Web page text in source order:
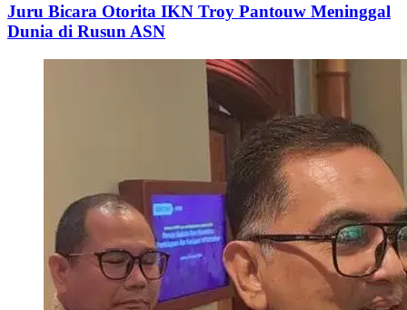
Juru Bicara Otorita IKN Troy Pantouw Meninggal
Dunia di Rusun ASN